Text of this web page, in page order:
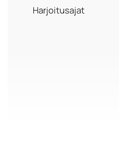
Harjoitusajat